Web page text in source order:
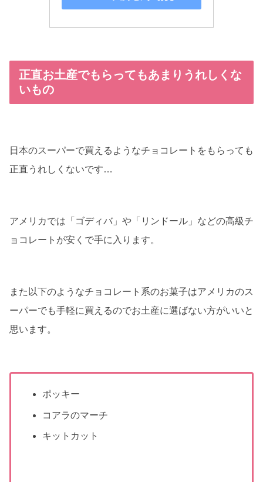
正直お土産でもらってもあまりうれしくな
いもの
日本のスーパーで買えるようなチョコレートをもらっても
正直うれしくないです…
アメリカでは「ゴディバ」や「リンドール」などの高級チ
ョコレートが安くで手に入ります。
また以下のようなチョコレート系のお菓子はアメリカのス
ーパーでも手軽に買えるのでお土産に選ばない方がいいと
思います。
ポッキー
コアラのマーチ
キットカット